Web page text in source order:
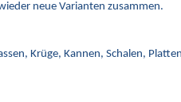
neue Varianten zusammen.
Krüge, Kannen, Schalen,